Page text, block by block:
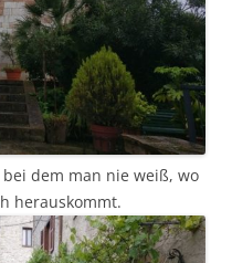
dem man nie weiß, wo
herauskommt.